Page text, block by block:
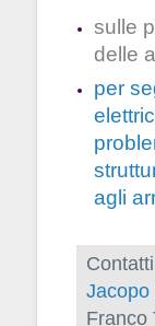
sulle
delle
per
agli
Jacopo
Franco